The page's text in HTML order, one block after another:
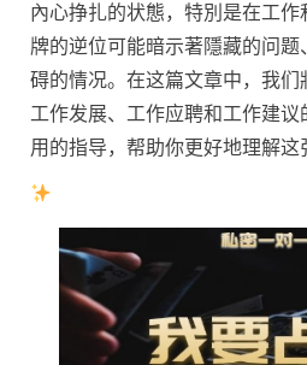
內心挣扎的状態，特別是在工
牌的逆位可能暗示著隱藏的问
碍的情况。在这篇文章中，我
工作发展、工作应聘和工作建
用的指导，帮助你更好地理解这